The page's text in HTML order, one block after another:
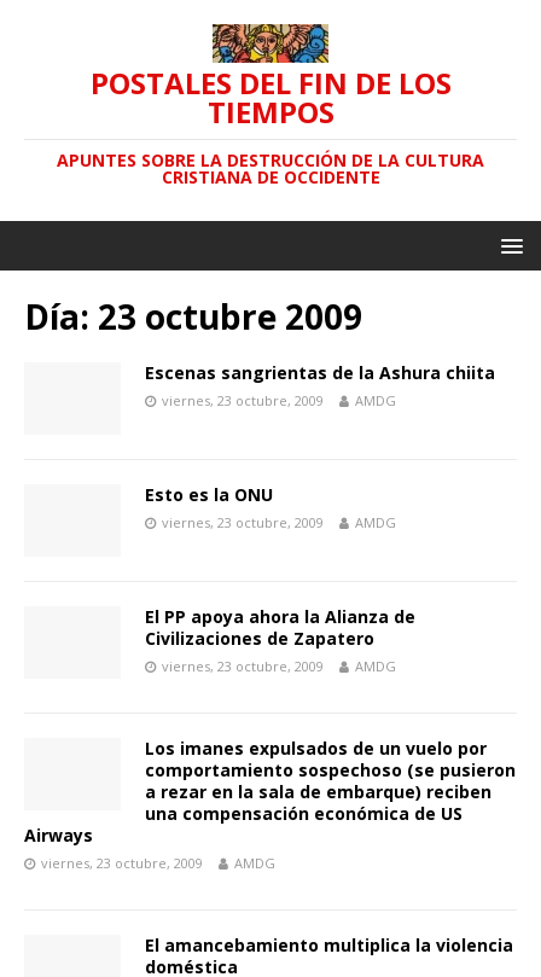
POSTALES DEL FIN DE LOS
TIEMPOS
APUNTES SOBRE LA DESTRUCCIÓN DE LA CULTURA
CRISTIANA DE OCCIDENTE
Día: 23 octubre 2009
Escenas sangrientas de la Ashura chiita
viernes, 23 octubre, 2009 AMDG
Esto es la ONU
viernes, 23 octubre, 2009 AMDG
El PP apoya ahora la Alianza de
Civilizaciones de Zapatero
viernes, 23 octubre, 2009 AMDG
Los imanes expulsados de un vuelo por
comportamiento sospechoso (se pusieron
a rezar en la sala de embarque) reciben
una compensación económica de US
Airways
viernes, 23 octubre, 2009 AMDG
El amancebamiento multiplica la violencia
doméstica